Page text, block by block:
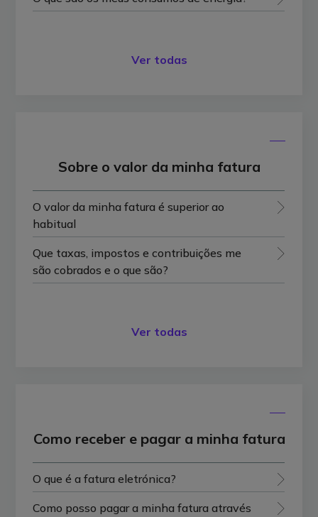
Ver todas
Sobre o valor da minha fatura
O valor da minha fatura é superior ao
habitual
Que taxas, impostos e contribuições me
são cobrados e o que são?
Ver todas
Como receber e pagar a minha fatura
O que é a fatura eletrónica?
Como posso pagar a minha fatura através